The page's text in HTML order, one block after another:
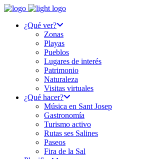
¿Qué ver?
Zonas
Playas
Pueblos
Lugares de interés
Patrimonio
Naturaleza
Visitas virtuales
¿Qué hacer?
Música en Sant Josep
Gastronomía
Turismo activo
Rutas ses Salines
Paseos
Fira de la Sal